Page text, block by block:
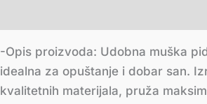
-Opis proizvoda: Udobna muška
idealna za opuštanje i dobar san.
kvalitetnih materijala, pruža